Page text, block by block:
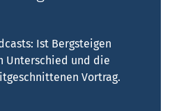
Ist Bergsteigen
Unterschied und die
Vortrag.